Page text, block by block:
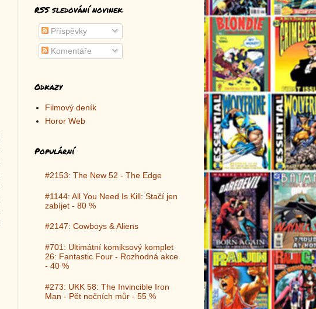
RSS sledování novinek
Příspěvky
Komentáře
Odkazy
Filmový deník
Horor Web
Populární
#2153: The New 52 - The Edge
#1144: All You Need Is Kill: Stačí jen
zabíjet - 80 %
#2147: Cowboys & Aliens
#701: Ultimátní komiksový komplet
26: Fantastic Four - Rozhodná akce
- 40 %
#273: UKK 58: The Invincible Iron
Man - Pět nočních můr - 55 %